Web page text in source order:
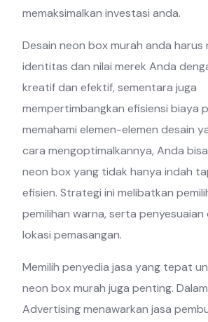
memaksimalkan investasi anda.
Desain neon box murah anda harus
identitas dan nilai merek Anda
kreatif dan efektif, sementara juga
mempertimbangkan efisiensi biaya
memahami elemen-elemen desain
cara mengoptimalkannya, Anda
neon box yang tidak hanya indah
efisien. Strategi ini melibatkan
pemilihan warna, serta penyesuaian
lokasi pemasangan.
Memilih penyedia jasa yang tepat
neon box murah juga penting.
Advertising menawarkan jasa